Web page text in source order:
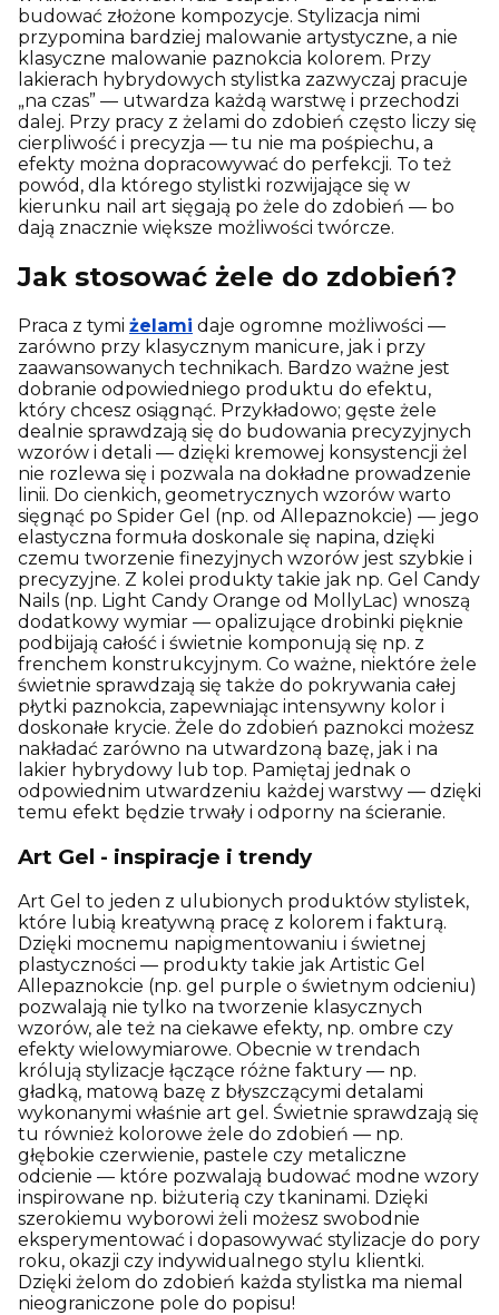
budować złożone kompozycje. Stylizacja nimi
przypomina bardziej malowanie artystyczne, a nie
klasyczne malowanie paznokcia kolorem. Przy
lakierach hybrydowych stylistka zazwyczaj pracuje
„na czas” — utwardza każdą warstwę i przechodzi
dalej. Przy pracy z żelami do zdobień często liczy się
cierpliwość i precyzja — tu nie ma pośpiechu, a
efekty można dopracowywać do perfekcji. To też
powód, dla którego stylistki rozwijające się w
kierunku nail art sięgają po żele do zdobień — bo
dają znacznie większe możliwości twórcze.
Jak stosować żele do zdobień?
Praca z tymi żelami daje ogromne możliwości —
zarówno przy klasycznym manicure, jak i przy
zaawansowanych technikach. Bardzo ważne jest
dobranie odpowiedniego produktu do efektu,
który chcesz osiągnąć. Przykładowo; gęste żele
dealnie sprawdzają się do budowania precyzyjnych
wzorów i detali — dzięki kremowej konsystencji żel
nie rozlewa się i pozwala na dokładne prowadzenie
linii. Do cienkich, geometrycznych wzorów warto
sięgnąć po Spider Gel (np. od Allepaznokcie) — jego
elastyczna formuła doskonale się napina, dzięki
czemu tworzenie finezyjnych wzorów jest szybkie i
precyzyjne. Z kolei produkty takie jak np. Gel Candy
Nails (np. Light Candy Orange od MollyLac) wnoszą
dodatkowy wymiar — opalizujące drobinki pięknie
podbijają całość i świetnie komponują się np. z
frenchem konstrukcyjnym. Co ważne, niektóre żele
świetnie sprawdzają się także do pokrywania całej
płytki paznokcia, zapewniając intensywny kolor i
doskonałe krycie. Żele do zdobień paznokci możesz
nakładać zarówno na utwardzoną bazę, jak i na
lakier hybrydowy lub top. Pamiętaj jednak o
odpowiednim utwardzeniu każdej warstwy — dzięki
temu efekt będzie trwały i odporny na ścieranie.
Art Gel - inspiracje i trendy
Art Gel to jeden z ulubionych produktów stylistek,
które lubią kreatywną pracę z kolorem i fakturą.
Dzięki mocnemu napigmentowaniu i świetnej
plastyczności — produkty takie jak Artistic Gel
Allepaznokcie (np. gel purple o świetnym odcieniu)
pozwalają nie tylko na tworzenie klasycznych
wzorów, ale też na ciekawe efekty, np. ombre czy
efekty wielowymiarowe. Obecnie w trendach
królują stylizacje łączące różne faktury — np.
gładką, matową bazę z błyszczącymi detalami
wykonanymi właśnie art gel. Świetnie sprawdzają się
tu również kolorowe żele do zdobień — np.
głębokie czerwienie, pastele czy metaliczne
odcienie — które pozwalają budować modne wzory
inspirowane np. biżuterią czy tkaninami. Dzięki
szerokiemu wyborowi żeli możesz swobodnie
eksperymentować i dopasowywać stylizacje do pory
roku, okazji czy indywidualnego stylu klientki.
Dzięki żelom do zdobień każda stylistka ma niemal
nieograniczone pole do popisu!